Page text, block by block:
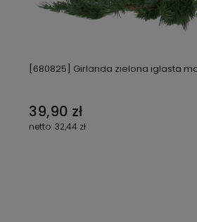
[680825] Girlanda zielona iglasta
39,90 zł
32,44 zł